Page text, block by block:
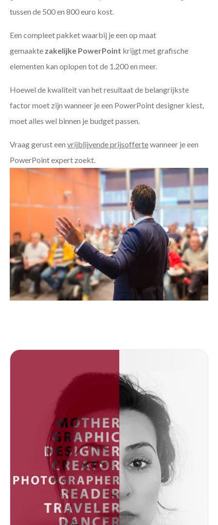
tussen de 500 en 800 euro kost.
Een compleet pakket waarbij je een op maat
gemaakte zakelijke PowerPoint krijgt met grafische
elementen kan oplopen tot de 1.200 en meer.
Hoewel de kwaliteit van het resultaat de belangrijkste
factor moet zijn wanneer je een PowerPoint designer kiest,
moet alles wel binnen je budget passen.
Vraag gerust een vrijblijvende prijsoffertewanneer je een
PowerPoint expert zoekt.